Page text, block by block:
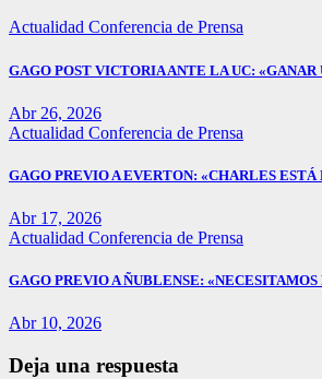
Actualidad Conferencia de Prensa
GAGO POST VICTORIA ANTE LA UC:
Abr 26, 2026
Actualidad Conferencia de Prensa
GAGO PREVIO A EVERTON: «CHARLES ESTÁ
Abr 17, 2026
Actualidad Conferencia de Prensa
GAGO PREVIO A ÑUBLENSE:
Abr 10, 2026
Deja una respuesta